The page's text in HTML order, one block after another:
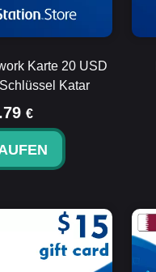
Karte 20 USD
Katar
€